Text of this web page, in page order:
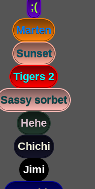
;(
Marten
Sunset
Tigers 2
Sassy sorbet
Hehe
Chichi
Jimi